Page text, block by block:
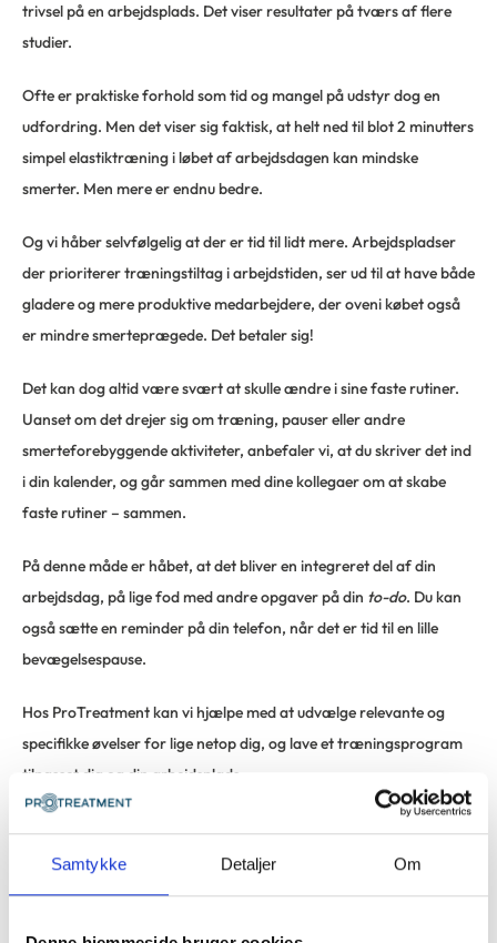
Samtykke Detaljer Om
trivsel på en arbejdsplads. Det viser resultater på tværs af flere
studier.
Ofte er praktiske forhold som tid og mangel på udstyr dog en
udfordring. Men det viser sig faktisk, at helt ned til blot 2 minutters
simpel elastiktræning i løbet af arbejdsdagen kan mindske
smerter. Men mere er endnu bedre.
Og vi håber selvfølgelig at der er tid til lidt mere. Arbejdspladser
der prioriterer træningstiltag i arbejdstiden, ser ud til at have både
gladere og mere produktive medarbejdere, der oveni købet også
er mindre smerteprægede. Det betaler sig!
Det kan dog altid være svært at skulle ændre i sine faste rutiner.
Uanset om det drejer sig om træning, pauser eller andre
smerteforebyggende aktiviteter, anbefaler vi, at du skriver det ind
i din kalender, og går sammen med dine kollegaer om at skabe
faste rutiner – sammen.
På denne måde er håbet, at det bliver en integreret del af din
arbejdsdag, på lige fod med andre opgaver på din to-do. Du kan
også sætte en reminder på din telefon, når det er tid til en lille
bevægelsespause.
Hos ProTreatment kan vi hjælpe med at udvælge relevante og
specifikke øvelser for lige netop dig, og lave et træningsprogram
tilpasset dig og din arbejdsplads.
At tale om smerter på arbejdspladsen kan være en vigtig nøgle til
at forebygge og mindske dem. Psykiske, sociale og